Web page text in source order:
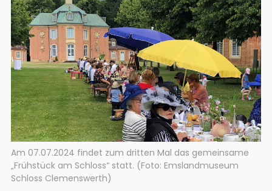
Am 07.07.2024 findet zum dritten Mal das gemeinsame
„Frühstück am Schloss“ statt. (Foto: Emslandmuseum
Schloss Clemenswerth)